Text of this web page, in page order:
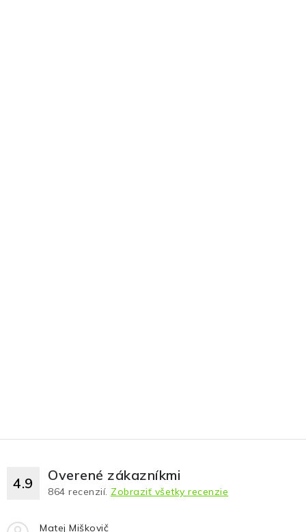
4.9 Overené zákazníkmi
864 recenzií. Zobraziť všetky recenzie
Matej Miškovič